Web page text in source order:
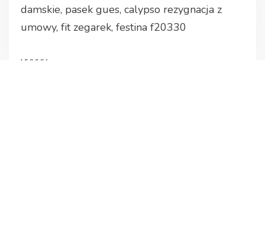
damskie, pasek gues, calypso rezygnacja z
umowy, fit zegarek, festina f20330
yyyyy